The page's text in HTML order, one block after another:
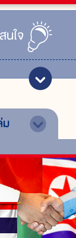
นใจ
ม